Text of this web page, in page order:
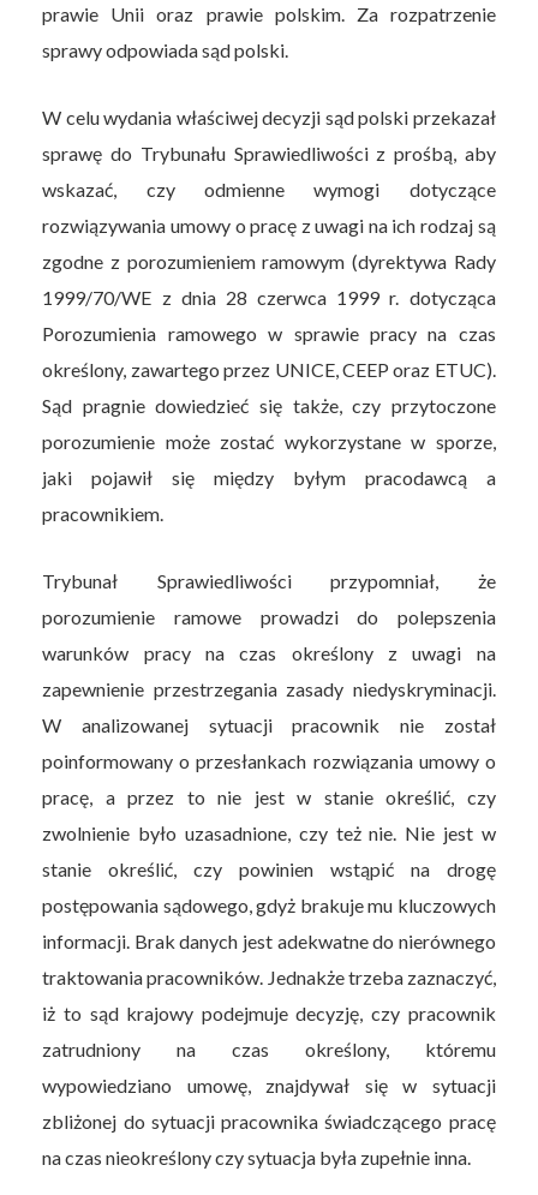
prawie Unii oraz prawie polskim. Za rozpatrzenie
sprawy odpowiada sąd polski.
W celu wydania właściwej decyzji sąd polski przekazał
sprawę do Trybunału Sprawiedliwości z prośbą, aby
wskazać, czy odmienne wymogi dotyczące
rozwiązywania umowy o pracę z uwagi na ich rodzaj są
zgodne z porozumieniem ramowym (dyrektywa Rady
1999/70/WE z dnia 28 czerwca 1999 r. dotycząca
Porozumienia ramowego w sprawie pracy na czas
określony, zawartego przez UNICE, CEEP oraz ETUC).
Sąd pragnie dowiedzieć się także, czy przytoczone
porozumienie może zostać wykorzystane w sporze,
jaki pojawił się między byłym pracodawcą a
pracownikiem.
Trybunał Sprawiedliwości przypomniał, że
porozumienie ramowe prowadzi do polepszenia
warunków pracy na czas określony z uwagi na
zapewnienie przestrzegania zasady niedyskryminacji.
W analizowanej sytuacji pracownik nie został
poinformowany o przesłankach rozwiązania umowy o
pracę, a przez to nie jest w stanie określić, czy
zwolnienie było uzasadnione, czy też nie. Nie jest w
stanie określić, czy powinien wstąpić na drogę
postępowania sądowego, gdyż brakuje mu kluczowych
informacji. Brak danych jest adekwatne do nierównego
traktowania pracowników. Jednakże trzeba zaznaczyć,
iż to sąd krajowy podejmuje decyzję, czy pracownik
zatrudniony na czas określony, któremu
wypowiedziano umowę, znajdywał się w sytuacji
zbliżonej do sytuacji pracownika świadczącego pracę
na czas nieokreślony czy sytuacja była zupełnie inna.